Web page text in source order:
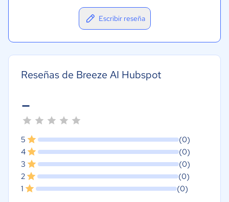
Escribir reseña
Reseñas de Breeze AI Hubspot
-
5
(0)
4
(0)
3
(0)
2
(0)
1
(0)